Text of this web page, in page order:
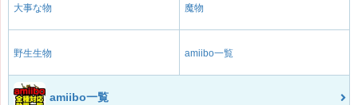
大事な物 魔物
野生生物 amiibo一覧
amiibo一覧